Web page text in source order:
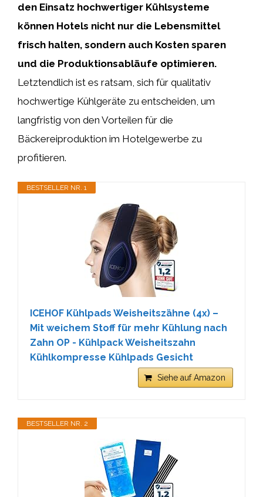
den Einsatz hochwertiger Kühlsysteme
können Hotels nicht nur die Lebensmittel
frisch halten, sondern auch Kosten sparen
und die Produktionsabläufe optimieren.
Letztendlich ist es ratsam, sich für qualitativ
hochwertige Kühlgeräte zu entscheiden, um
langfristig von den Vorteilen für die
Bäckereiproduktion im Hotelgewerbe zu
profitieren.
BESTSELLER NR. 1
ICEHOF Kühlpads Weisheitszähne (4x) –
Mit weichem Stoff für mehr Kühlung nach
Zahn OP - Kühlpack Weisheitszahn
Kühlkompresse Kühlpads Gesicht
Siehe auf Amazon
BESTSELLER NR. 2